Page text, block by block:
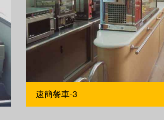
速簡餐車-3